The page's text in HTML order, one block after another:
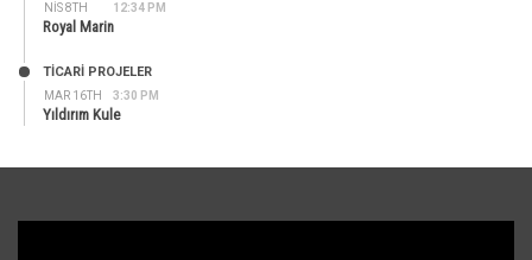
NIS 8TH 12:34 PM
Royal Marin
MAR 16TH 3:30 PM
TİCARİ PROJELER
Yıldırım Kule